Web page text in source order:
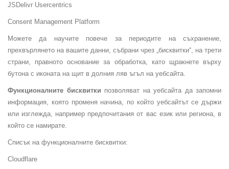
JSDelivr Usercentrics
Consent Management Platform
Можете да научите повече за периодите на съхранение,
прехвърлянето на вашите данни, събрани чрез „бисквитки“, на трети
страни, правното основание за обработка, като щракнете върху
бутона с иконата на щит в долния ляв ъгъл на уебсайта.
Функционалните бисквитки позволяват на уебсайта да запомни
информация, която променя начина, по който уебсайтът се държи
или изглежда, например предпочитания от вас език или региона, в
който се намирате.
Списък на функционалните бисквитки:
Cloudflare